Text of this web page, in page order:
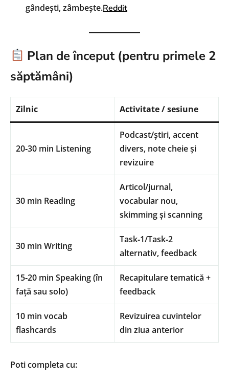
gândești, zâmbește.Reddit
Plan de început (pentru primele 2
săptămâni)
Zilnic Activitate / sesiune
20‑30 min Listening
Podcast/știri, accent
divers, note cheie și
revizuire
30 min Reading
Articol/jurnal,
vocabular nou,
skimming și scanning
30 min Writing
Task‑1/Task‑2
alternativ, feedback
15‑20 min Speaking (în
față sau solo)
Recapitulare tematică +
feedback
10 min vocab
flashcards
Revizuirea cuvintelor
din ziua anterior
Poti completa cu: